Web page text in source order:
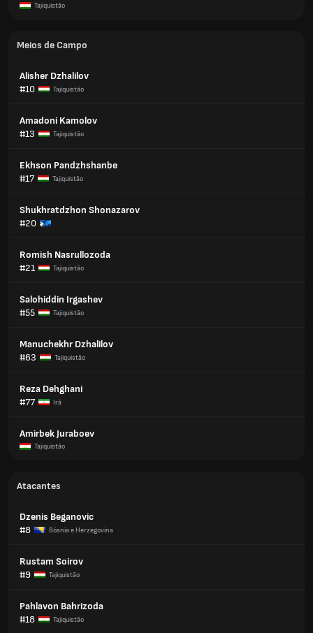
Tajiquistão
Meios de Campo
Alisher Dzhalilov
#10
Tajiquistão
Amadoni Kamolov
#13
Tajiquistão
Ekhson Pandzhshanbe
#17
Tajiquistão
Shukhratdzhon Shonazarov
#20
Romish Nasrullozoda
#21
Tajiquistão
Salohiddin Irgashev
#55
Tajiquistão
Manuchekhr Dzhalilov
#63
Tajiquistão
Reza Dehghani
#77
Irã
Amirbek Juraboev
Tajiquistão
Atacantes
Dzenis Beganovic
#8
Bósnia e Herzegovina
Rustam Soirov
#9
Tajiquistão
Pahlavon Bahrizoda
#18
Tajiquistão